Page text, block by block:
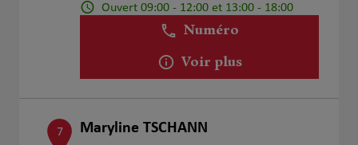
Ouvert 09:00 - 12:00 et 13:00 - 18:00
Numéro
Voir plus
7 Maryline TSCHANN